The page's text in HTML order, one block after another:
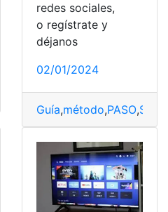
,Televisión
redes sociales,
o regístrate y
déjanos
02/01/2024
Guía,método,PASO,